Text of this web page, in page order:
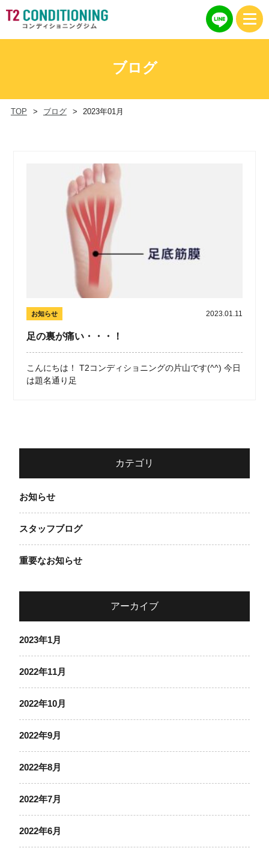
ブログ
TOP ブログ 2023年01月
お知らせ 2023.01.11
足の裏が痛い・・・！
こんにちは！ T2コンディショニングの片山です(^^) 今日
は題名通り足
カテゴリ
お知らせ
スタッフブログ
重要なお知らせ
アーカイブ
2023年1月
2022年11月
2022年10月
2022年9月
2022年8月
2022年7月
2022年6月